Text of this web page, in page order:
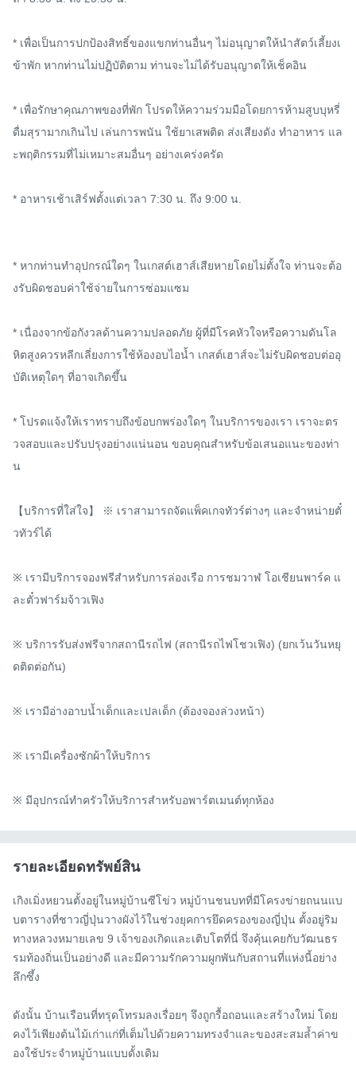
* เพื่อเป็นการปกป้องสิทธิ์ของแขกท่านอื่นๆ ไม่อนุญาตให้นำสัตว์เลี้ยงเ
ข้าพัก หากท่านไม่ปฏิบัติตาม ท่านจะไม่ได้รับอนุญาตให้เช็คอิน
* เพื่อรักษาคุณภาพของที่พัก โปรดให้ความร่วมมือโดยการห้ามสูบบุหรี่
ดื่มสุรามากเกินไป เล่นการพนัน ใช้ยาเสพติด ส่งเสียงดัง ทำอาหาร แล
ะพฤติกรรมที่ไม่เหมาะสมอื่นๆ อย่างเคร่งครัด
* อาหารเช้าเสิร์ฟตั้งแต่เวลา 7:30 น. ถึง 9:00 น.
* หากท่านทำอุปกรณ์ใดๆ ในเกสต์เฮาส์เสียหายโดยไม่ตั้งใจ ท่านจะต้อ
งรับผิดชอบค่าใช้จ่ายในการซ่อมแซม
* เนื่องจากข้อกังวลด้านความปลอดภัย ผู้ที่มีโรคหัวใจหรือความดันโล
หิตสูงควรหลีกเลี่ยงการใช้ห้องอบไอน้ำ เกสต์เฮาส์จะไม่รับผิดชอบต่ออุ
บัติเหตุใดๆ ที่อาจเกิดขึ้น
* โปรดแจ้งให้เราทราบถึงข้อบกพร่องใดๆ ในบริการของเรา เราจะตร
วจสอบและปรับปรุงอย่างแน่นอน ขอบคุณสำหรับข้อเสนอแนะของท่า
น
【บริการที่ใส่ใจ】 ※ เราสามารถจัดแพ็คเกจทัวร์ต่างๆ และจำหน่ายตั๋
วทัวร์ได้
※ เรามีบริการจองฟรีสำหรับการล่องเรือ การชมวาฬ โอเชียนพาร์ค แ
ละตั๋วฟาร์มจ้าวเฟิง
※ บริการรับส่งฟรีจากสถานีรถไฟ (สถานีรถไฟโชวเฟิง) (ยกเว้นวันหยุ
ดติดต่อกัน)
※ เรามีอ่างอาบน้ำเด็กและเปลเด็ก (ต้องจองล่วงหน้า)
※ เรามีเครื่องซักผ้าให้บริการ
※ มีอุปกรณ์ทำครัวให้บริการสำหรับอพาร์ตเมนต์ทุกห้อง
รายละเอียดทรัพย์สิน
เกิงเมิ่งหยวนตั้งอยู่ในหมู่บ้านซีโข่ว หมู่บ้านชนบทที่มีโครงข่ายถนนแบ
บตารางที่ชาวญี่ปุ่นวางผังไว้ในช่วงยุคการยึดครองของญี่ปุ่น ตั้งอยู่ริม
ทางหลวงหมายเลข 9 เจ้าของเกิดและเติบโตที่นี่ จึงคุ้นเคยกับวัฒนธร
รมท้องถิ่นเป็นอย่างดี และมีความรักความผูกพันกับสถานที่แห่งนี้อย่าง
ลึกซึ้ง
ดังนั้น บ้านเรือนที่ทรุดโทรมลงเรื่อยๆ จึงถูกรื้อถอนและสร้างใหม่ โดย
คงไว้เพียงต้นไม้เก่าแก่ที่เต็มไปด้วยความทรงจำและของสะสมล้ำค่าข
องใช้ประจำหมู่บ้านแบบดั้งเดิม